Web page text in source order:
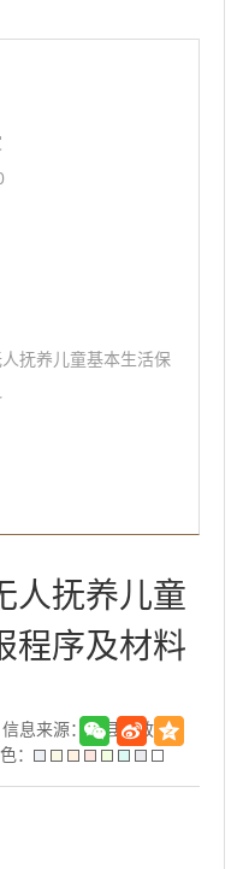
抚养儿童基本生活保
人抚养儿童
程序及材料
信息来源：寿县民政局
：